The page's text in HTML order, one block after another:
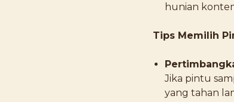
hunian
Tips Memilih
Jika pintu
yang tahan